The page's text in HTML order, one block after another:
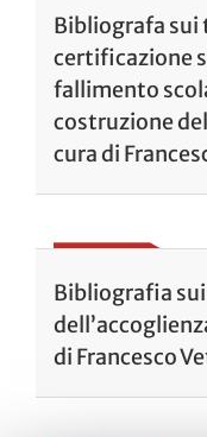
Bibliografa sui
certificazione
fallimento
costruzione
cura di
Bibliografia
di Francesco